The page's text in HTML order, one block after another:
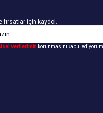
fırsatlar için kaydol.
verilerimin korunmasını kabul ediyorum.